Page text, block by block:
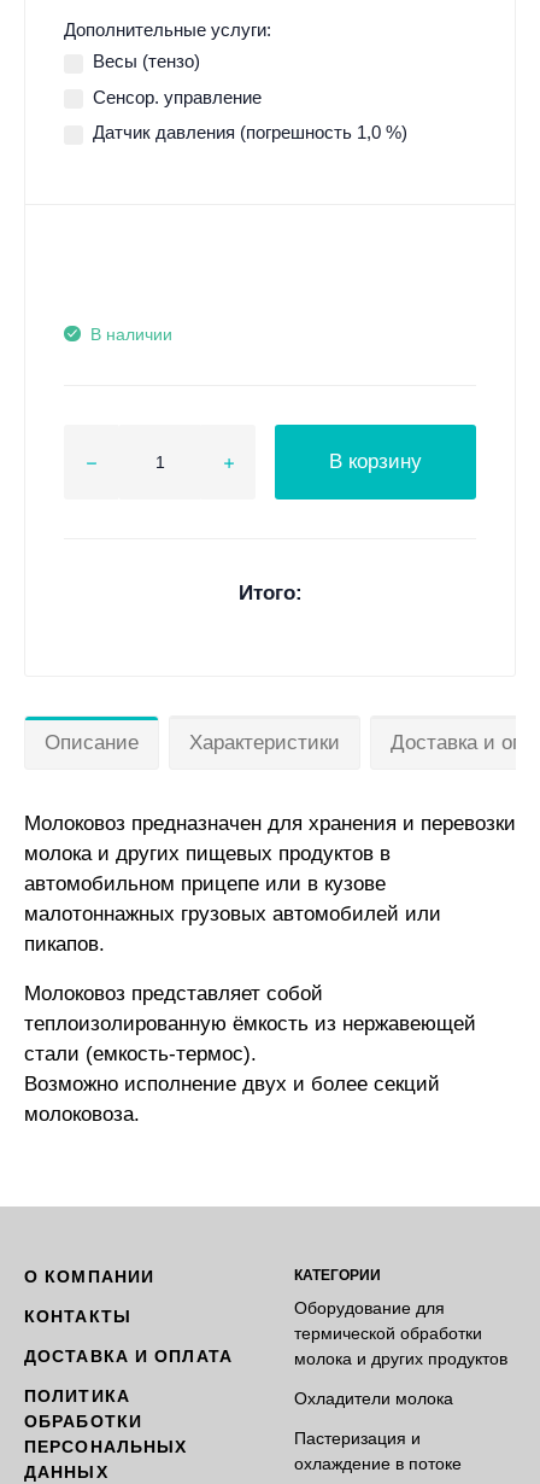
Дополнительные услуги:
Весы (тензо)
Сенсор. управление
Датчик давления (погрешность 1,0 %)
В наличии
В корзину
Итого:
Описание Характеристики Доставка и
Молоковоз предназначен для хранения и перевозки
молока и других пищевых продуктов в
автомобильном прицепе или в кузове
малотоннажных грузовых автомобилей или
пикапов.
Молоковоз представляет собой
теплоизолированную ёмкость из нержавеющей
стали (емкость-термос).
Возможно исполнение двух и более секций
молоковоза.
О КОМПАНИИ
КОНТАКТЫ
ДОСТАВКА И ОПЛАТА
ПОЛИТИКА
ОБРАБОТКИ
ПЕРСОНАЛЬНЫХ
ДАННЫХ
КАТЕГОРИИ
Оборудование для
термической обработки
молока и других продуктов
Охладители молока
Пастеризация и
охлаждение в потоке